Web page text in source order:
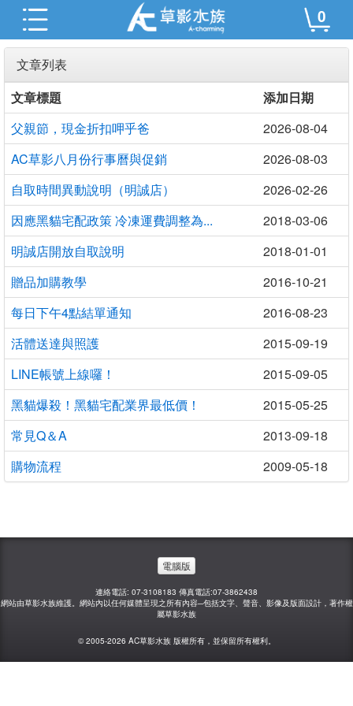
0
文章列表
文章標題
添加日期
父親節，現金折扣呷乎爸
2026-08-04
AC草影八月份行事曆與促銷
2026-08-03
自取時間異動說明（明誠店）
2026-02-26
因應黑貓宅配政策 冷凍運費調整為...
2018-03-06
明誠店開放自取說明
2018-01-01
贈品加購教學
2016-10-21
每日下午4點結單通知
2016-08-23
活體送達與照護
2015-09-19
LINE帳號上線囉！
2015-09-05
黑貓爆殺！黑貓宅配業界最低價！
2015-05-25
常見Q＆A
2013-09-18
購物流程
2009-05-18
電腦版
連絡電話: 07-3108183 傳真電話:07-3862438
網站由草影水族維護。網站內以任何媒體呈現之所有內容─包括文字、聲音、影像及版面設計，著作權
屬草影水族
© 2005-2026 AC草影水族 版權所有，並保留所有權利。